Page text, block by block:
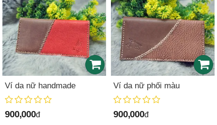
Ví da nữ handmade
900,000đ
Ví da nữ phối màu
900,000đ